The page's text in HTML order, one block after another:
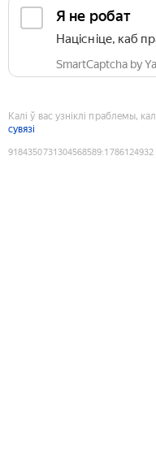
Я не робат
Націсніце, каб
SmartCaptcha by
Калі ў вас узніклі праблемы,
сувязі
9184350731304568589:1786124932